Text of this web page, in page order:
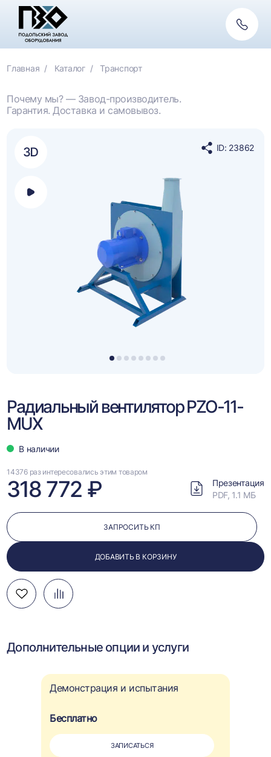
связь
Главная Каталог Транспорт
Почему мы? — Завод-производитель.
Гарантия. Доставка и самовывоз.
1 2 3 4 5 6 7 8
Открыть
ID: 23862
Радиальный вентилятор PZO-11-
MUX
В наличии
14376 раз интересовались этим товаром
318 772 ₽
Презентация
PDF, 1.1 МБ
ЗАПРОСИТЬ КП
ДОБАВИТЬ В КОРЗИНУ
Добавить
в
Добавить
в
Перейти
к
Дополнительные опции и услуги
Демонстрация и испытания
Бесплатно
ЗАПИСАТЬСЯ